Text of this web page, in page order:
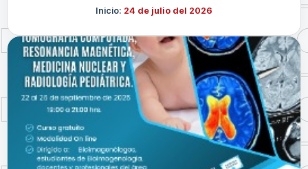
Inicio: 24 de julio del 2026